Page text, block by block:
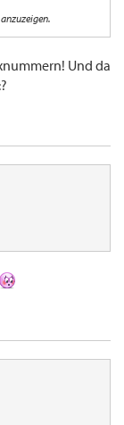
Und da